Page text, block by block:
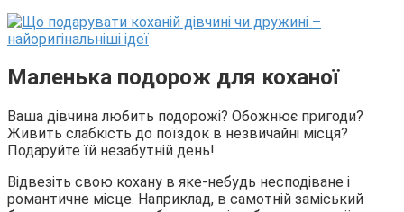
Маленька подорож для коханої
Ваша дівчина любить подорожі? Обожнює пригоди?
Живить слабкість до поїздок в незвичайні місця?
Подаруйте їй незабутній день!
Відвезіть свою кохану в яке-небудь несподіване і
романтичне місце. Наприклад, в самотній заміський